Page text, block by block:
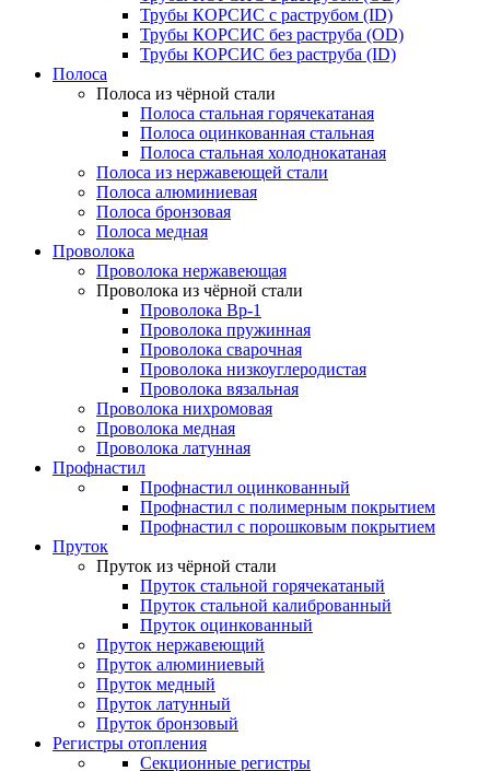
Трубы КОРСИС с раструбом (ID)
Трубы КОРСИС без раструба (OD)
Трубы КОРСИС без раструба (ID)
Полоса
Полоса из чёрной стали
Полоса стальная горячекатаная
Полоса оцинкованная стальная
Полоса стальная холоднокатаная
Полоса из нержавеющей стали
Полоса алюминиевая
Полоса бронзовая
Полоса медная
Проволока
Проволока нержавеющая
Проволока из чёрной стали
Проволока Вр-1
Проволока пружинная
Проволока сварочная
Проволока низкоуглеродистая
Проволока вязальная
Проволока нихромовая
Проволока медная
Проволока латунная
Профнастил
Профнастил оцинкованный
Профнастил с полимерным покрытием
Профнастил с порошковым покрытием
Пруток
Пруток из чёрной стали
Пруток стальной горячекатаный
Пруток стальной калиброванный
Пруток оцинкованный
Пруток нержавеющий
Пруток алюминиевый
Пруток медный
Пруток латунный
Пруток бронзовый
Регистры отопления
Секционные регистры